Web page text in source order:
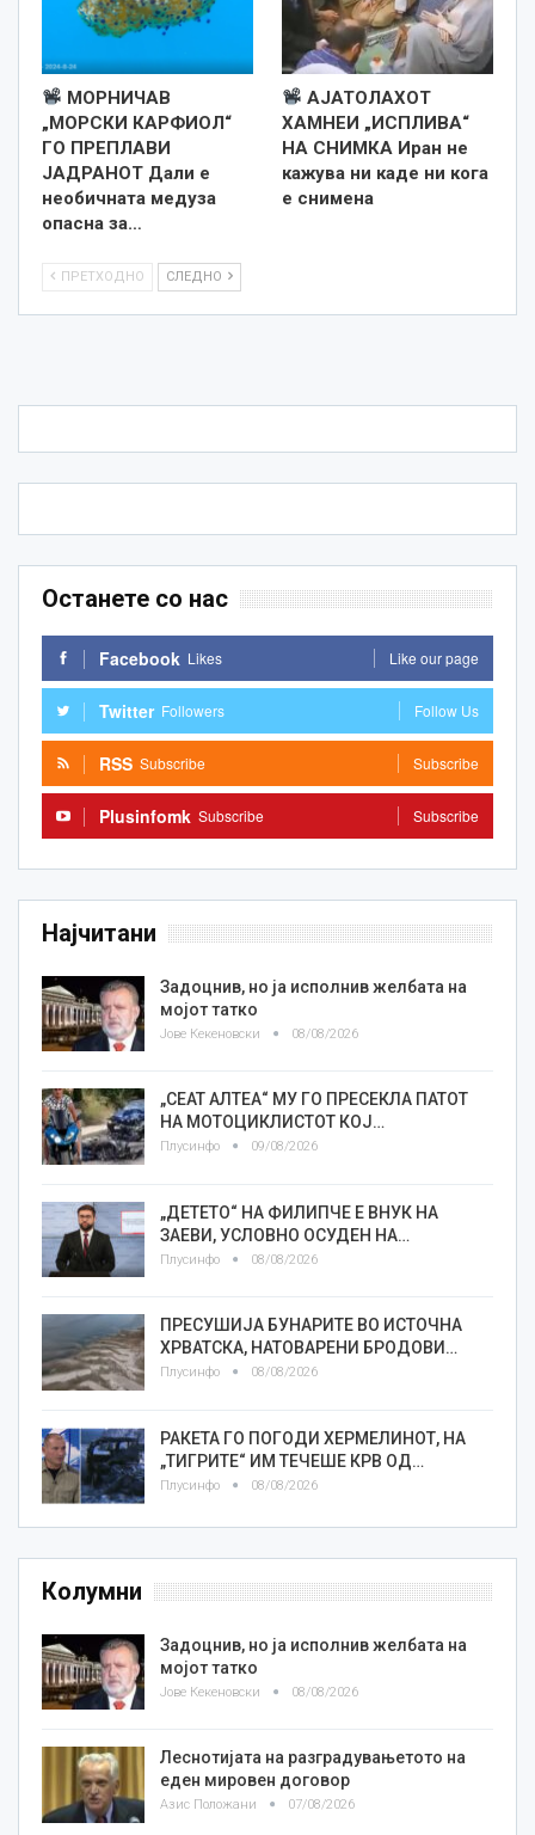
МОРНИЧАВ
„МОРСКИ КАРФИОЛ“
ГО ПРЕПЛАВИ
ЈАДРАНОТ Дали е
необичната медуза
опасна за…
АЈАТОЛАХОТ
ХАМНЕИ „ИСПЛИВА“
НА СНИМКА Иран не
кажува ни каде ни кога
е снименa
ПРЕТХОДНО СЛЕДНО
Останете со нас
Facebook Likes Like our page
Twitter Followers Follow Us
RSS Subscribe Subscribe
Plusinfomk Subscribe Subscribe
Најчитани
Задоцнив, но ја исполнив желбата на
мојот татко
Јове Кекеновски 08/08/2026
„СЕАТ АЛТЕА“ МУ ГО ПРЕСЕКЛА ПАТОТ
НА МОТОЦИКЛИСТОТ КОЈ…
Плусинфо 09/08/2026
„ДЕТЕТО“ НА ФИЛИПЧЕ Е ВНУК НА
ЗАЕВИ, УСЛОВНО ОСУДЕН НА…
Плусинфо 08/08/2026
ПРЕСУШИЈА БУНАРИТЕ ВО ИСТОЧНА
ХРВАТСКА, НАТОВАРЕНИ БРОДОВИ…
Плусинфо 08/08/2026
РАКЕТА ГО ПОГОДИ ХЕРМЕЛИНОТ, НА
„ТИГРИТЕ“ ИМ ТЕЧЕШЕ КРВ ОД…
Плусинфо 08/08/2026
Колумни
Задоцнив, но ја исполнив желбата на
мојот татко
Јове Кекеновски 08/08/2026
Леснотијата на разградувањетото на
еден мировен договор
Азис Положани 07/08/2026